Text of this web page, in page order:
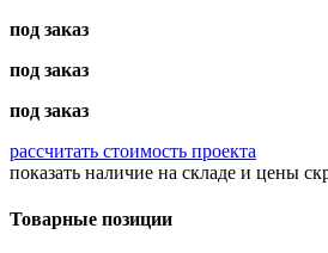
под заказ
под заказ
под заказ
рассчитать стоимость проекта
показать наличие на складе и цены
Товарные позиции